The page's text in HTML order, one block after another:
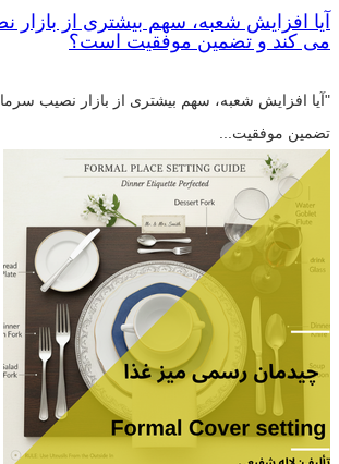
آیا افزایش شعبه، سهم بیشتری از بازار
می کند و تضمین موفقیت است؟
"آیا افزایش شعبه، سهم بیشتری از بازار نصیب
تضمین موفقیت...